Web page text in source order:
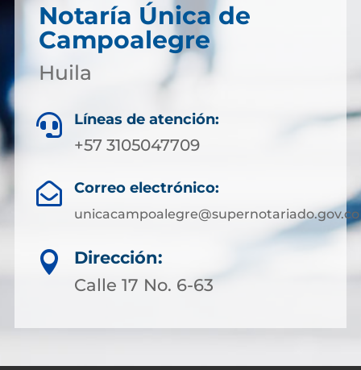
Notaría Única de
Campoalegre
Huila
 Líneas de atención:
+57 3105047709
 Correo electrónico:
unicacampoalegre@supernotariado.gov.co

Dirección:
Calle 17 No. 6-63